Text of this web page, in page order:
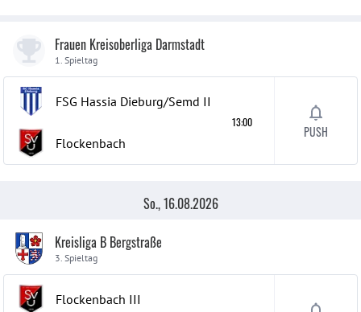
Frauen Kreisoberliga Darmstadt
1. Spieltag
FSG Hassia Dieburg/Semd II
Flockenbach
13:00
PUSH
So., 16.08.2026
Kreisliga B Bergstraße
3. Spieltag
Flockenbach III